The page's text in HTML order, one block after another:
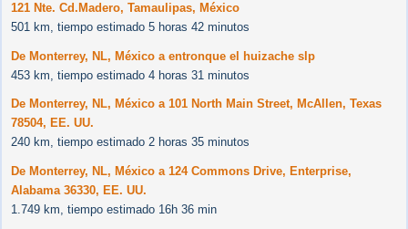
121 Nte. Cd.Madero, Tamaulipas, México
501 km, tiempo estimado 5 horas 42 minutos
De Monterrey, NL, México a entronque el huizache slp
453 km, tiempo estimado 4 horas 31 minutos
De Monterrey, NL, México a 101 North Main Street, McAllen, Texas
78504, EE. UU.
240 km, tiempo estimado 2 horas 35 minutos
De Monterrey, NL, México a 124 Commons Drive, Enterprise,
Alabama 36330, EE. UU.
1.749 km, tiempo estimado 16h 36 min